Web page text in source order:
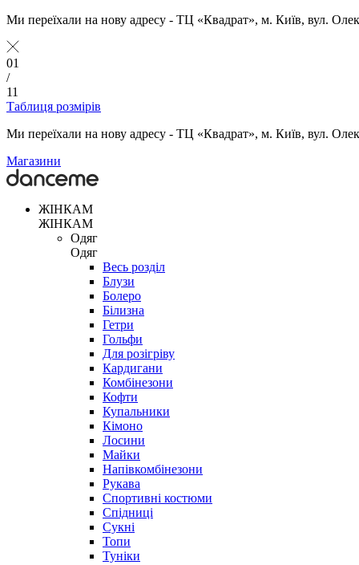
Ми переїхали на нову адресу - ТЦ «Квадрат», м. Київ, вул.
01
/
11
Таблиця розмірів
Ми переїхали на нову адресу - ТЦ «Квадрат», м. Київ, вул.
Магазини
ЖІНКАМ
ЖІНКАМ
Одяг
Одяг
Весь розділ
Блузи
Болеро
Білизна
Гетри
Гольфи
Для розігріву
Кардигани
Комбінезони
Кофти
Купальники
Кімоно
Лосини
Майки
Напівкомбінезони
Рукава
Спортивні костюми
Спідниці
Сукні
Топи
Туніки